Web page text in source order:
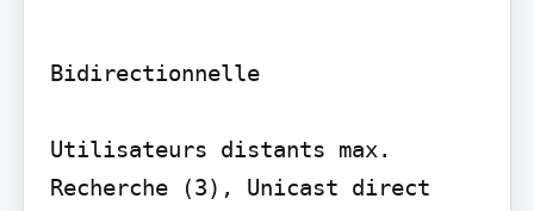
Bidirectionnelle
Utilisateurs distants max.
Recherche (3), Unicast direct